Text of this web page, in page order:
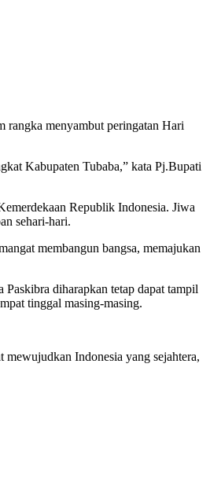
rangka menyambut peringatan Hari
Kabupaten Tubaba,” kata Pj.Bupati
Republik Indonesia. Jiwa
sehari-hari.
membangun bangsa, memajukan
diharapkan tetap dapat tampil
tinggal masing-masing.
mewujudkan Indonesia yang sejahtera,